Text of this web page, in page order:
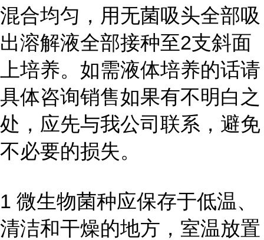
混合均匀，用无菌吸头全部吸
出溶解液全部接种至2支斜面
上培养。如需液体培养的话请
具体咨询销售如果有不明白之
处，应先与我公司联系，避免
不必要的损失。
1 微生物菌种应保存于低温、
清洁和干燥的地方，室温放置